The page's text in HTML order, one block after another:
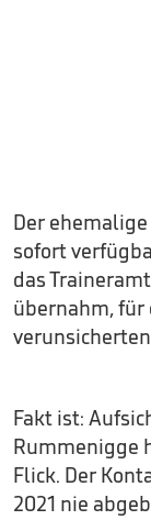
Der
sofort
das
übernahm, für
Fakt ist:
Rummenigge
Flick. Der
2021 nie